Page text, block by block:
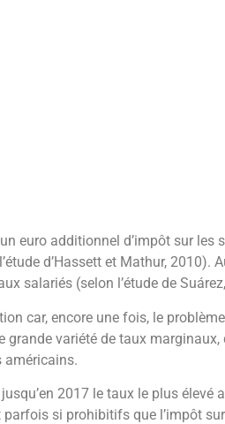
fonction des taux de l’impôt sur
des variations de ces taux
sociétés conduit à une perte de
certainement à ce qu’il existe un
des entreprises… Mais